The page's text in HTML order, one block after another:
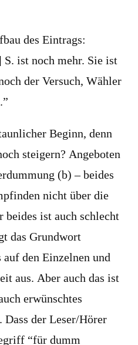
des Eintrags:
ist noch mehr. Sie ist
der Versuch, Wähler
Beginn, denn
steigern? Angeboten
(b) – beides
nicht über die
beides ist auch schlecht
das Grundwort
auf den Einzelnen und
aus. Aber auch das ist
erwünschtes
Dass der Leser/Hörer
“für dumm